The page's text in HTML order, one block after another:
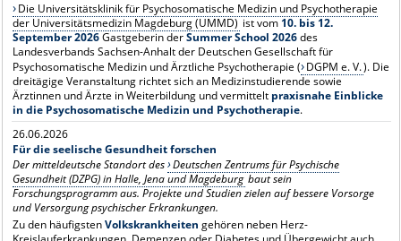
Die Universitätsklinik für Psychosomatische Medizin und Psychotherapie
der Universitätsmedizin Magdeburg (UMMD) ist vom 10. bis 12.
September 2026Gastgeberin derSummer School 2026des
Landesverbands Sachsen-Anhalt der Deutschen Gesellschaft für
Psychosomatische Medizin und Ärztliche Psychotherapie ( DGPM e. V.). Die
dreitägige Veranstaltung richtet sich an Medizinstudierende sowie
Ärztinnen und Ärzte in Weiterbildung und vermittelt praxisnahe Einblicke
in die Psychosomatische Medizin und Psychotherapie.
26.06.2026
Für die seelische Gesundheit forschen
Der mitteldeutsche Standort des Deutschen Zentrums für Psychische
Gesundheit (DZPG) in Halle, Jena und Magdeburg baut sein
Forschungsprogramm aus. Projekte und Studien zielen auf bessere Vorsorge
und Versorgung psychischer Erkrankungen.
Zu den häufigstenVolkskrankheiten gehören neben Herz-